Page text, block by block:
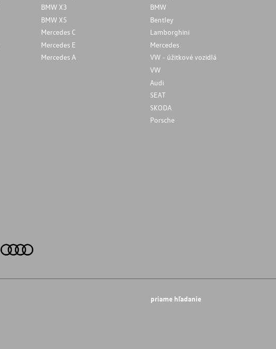
BMW X3
BMW X5
Mercedes C
Mercedes E
Mercedes A
BMW
Bentley
Lamborghini
Mercedes
VW - úžitkové vozidlá
VW
Audi
SEAT
SKODA
Porsche
priame hľadanie